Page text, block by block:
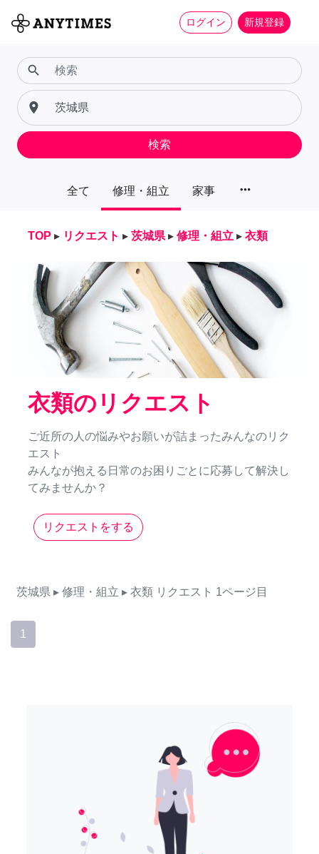
ログイン 新規登録
全て 修理・組立 家事 more_horiz
search
place
検索
TOP ▸ リクエスト ▸ 茨城県 ▸ 修理・組立 ▸ 衣類
衣類のリクエスト
ご近所の人の悩みやお願いが詰まったみんなのリク
エスト
みんなが抱える日常のお困りごとに応募して解決し
てみませんか？
リクエストをする
茨城県 ▸ 修理・組立 ▸ 衣類 リクエスト 1ページ目
1